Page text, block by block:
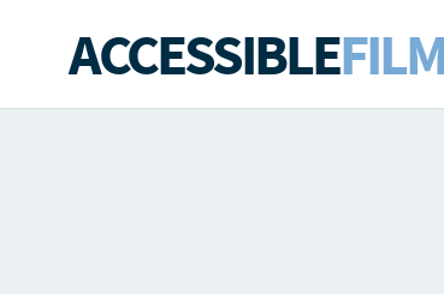
ACCESSIBLEFILM